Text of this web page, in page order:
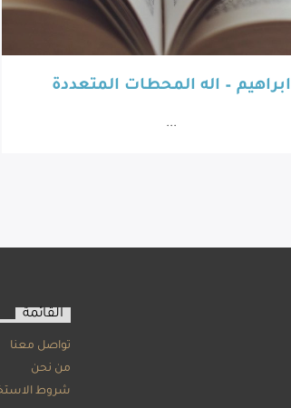
ابراهيم – اله المحطات المتعددة
...
القائمة
تواصل معنا
من نحن
شروط